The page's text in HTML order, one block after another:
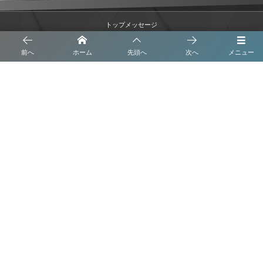
メニュー
前へ ホーム 先頭へ 次へ
トップメッセージ
沿革